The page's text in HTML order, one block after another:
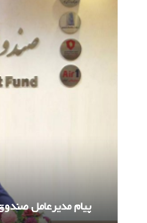
پیام مدیرعامل